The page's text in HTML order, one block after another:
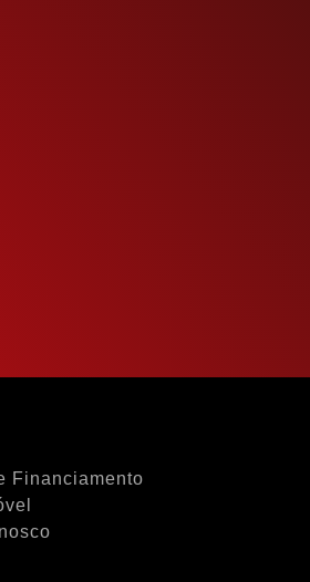
Financiamento